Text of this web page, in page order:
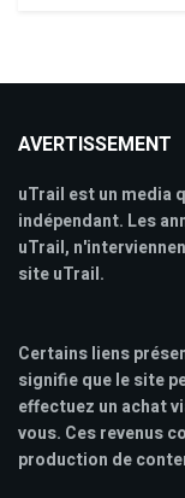
AVERTISSEMENT
uTrail est un media
indépendant. Les
uTrail,
site uTrail.
Certains liens
signifie que le site
effectuez un achat
vous. Ces revenus
production de